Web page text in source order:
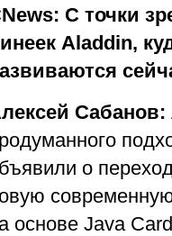
: С точки
Aladdin,
Сабанов:
о
основе Java